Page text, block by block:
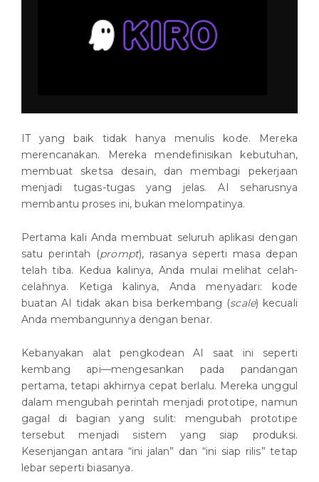
IT yang baik tidak hanya menulis kode. Mereka
merencanakan. Mereka mendefinisikan kebutuhan,
membuat sketsa desain, dan membagi pekerjaan
menjadi tugas-tugas yang jelas. AI seharusnya
membantu proses ini, bukan melompatinya.
Pertama kali Anda membuat seluruh aplikasi dengan
satu perintah (prompt), rasanya seperti masa depan
telah tiba. Kedua kalinya, Anda mulai melihat celah-
celahnya. Ketiga kalinya, Anda menyadari: kode
buatan AI tidak akan bisa berkembang (scale) kecuali
Anda membangunnya dengan benar.
Kebanyakan alat pengkodean AI saat ini seperti
kembang api—mengesankan pada pandangan
pertama, tetapi akhirnya cepat berlalu. Mereka unggul
dalam mengubah perintah menjadi prototipe, namun
gagal di bagian yang sulit: mengubah prototipe
tersebut menjadi sistem yang siap produksi.
Kesenjangan antara “ini jalan” dan “ini siap rilis” tetap
lebar seperti biasanya.